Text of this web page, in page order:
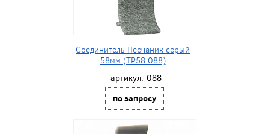
Соединитель Песчаник серый
58мм (ТР58 088)
артикул: 088
по запросу